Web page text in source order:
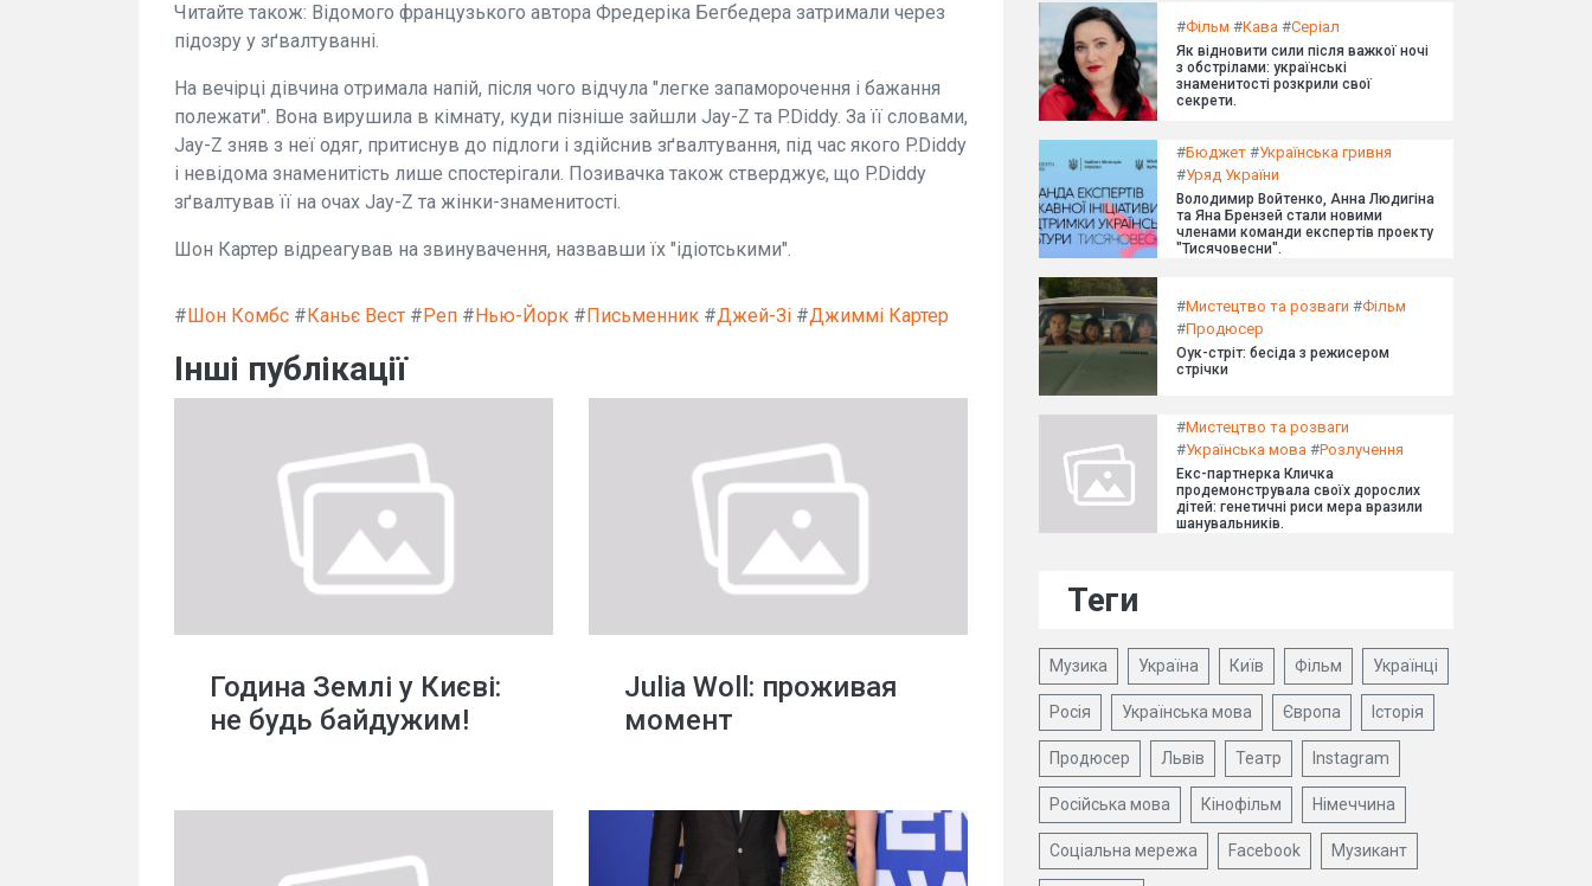
Читайте також: Відомого французького автора Фредеріка Бегбедера затримали через
підозру у зґвалтуванні.
На вечірці дівчина отримала напій, після чого відчула "легке запаморочення і бажання
полежати". Вона вирушила в кімнату, куди пізніше зайшли Jay-Z та P.Diddy. За її словами,
Jay-Z зняв з неї одяг, притиснув до підлоги і здійснив зґвалтування, під час якого P.Diddy
і невідома знаменитість лише спостерігали. Позивачка також стверджує, що P.Diddy
зґвалтував її на очах Jay-Z та жінки-знаменитості.
Шон Картер відреагував на звинувачення, назвавши їх "ідіотськими".
#Шон Комбс #Каньє Вест #Реп #Нью-Йорк #Письменник #Джей-Зі #Джиммі Картер
Інші публікації
Година Землі у Києві:
не будь байдужим!
Julia Woll: проживая
момент
#Фільм #Кава #Серіал
Як відновити сили після важкої ночі
з обстрілами: українські
знаменитості розкрили свої
секрети.
#Бюджет #Українська гривня
#Уряд України
Володимир Войтенко, Анна Людигіна
та Яна Брензей стали новими
членами команди експертів проекту
"Тисячовесни".
#Мистецтво та розваги #Фільм
#Продюсер
Оук-стріт: бесіда з режисером
стрічки
#Мистецтво та розваги
#Українська мова #Розлучення
Екс-партнерка Кличка
продемонструвала своїх дорослих
дітей: генетичні риси мера вразили
шанувальників.
Теги
Музика Україна Київ Фільм Українці
Росія Українська мова Європа Історія
Продюсер Львів Театр Instagram
Російська мова Кінофільм Німеччина
Соціальна мережа Facebook Музикант